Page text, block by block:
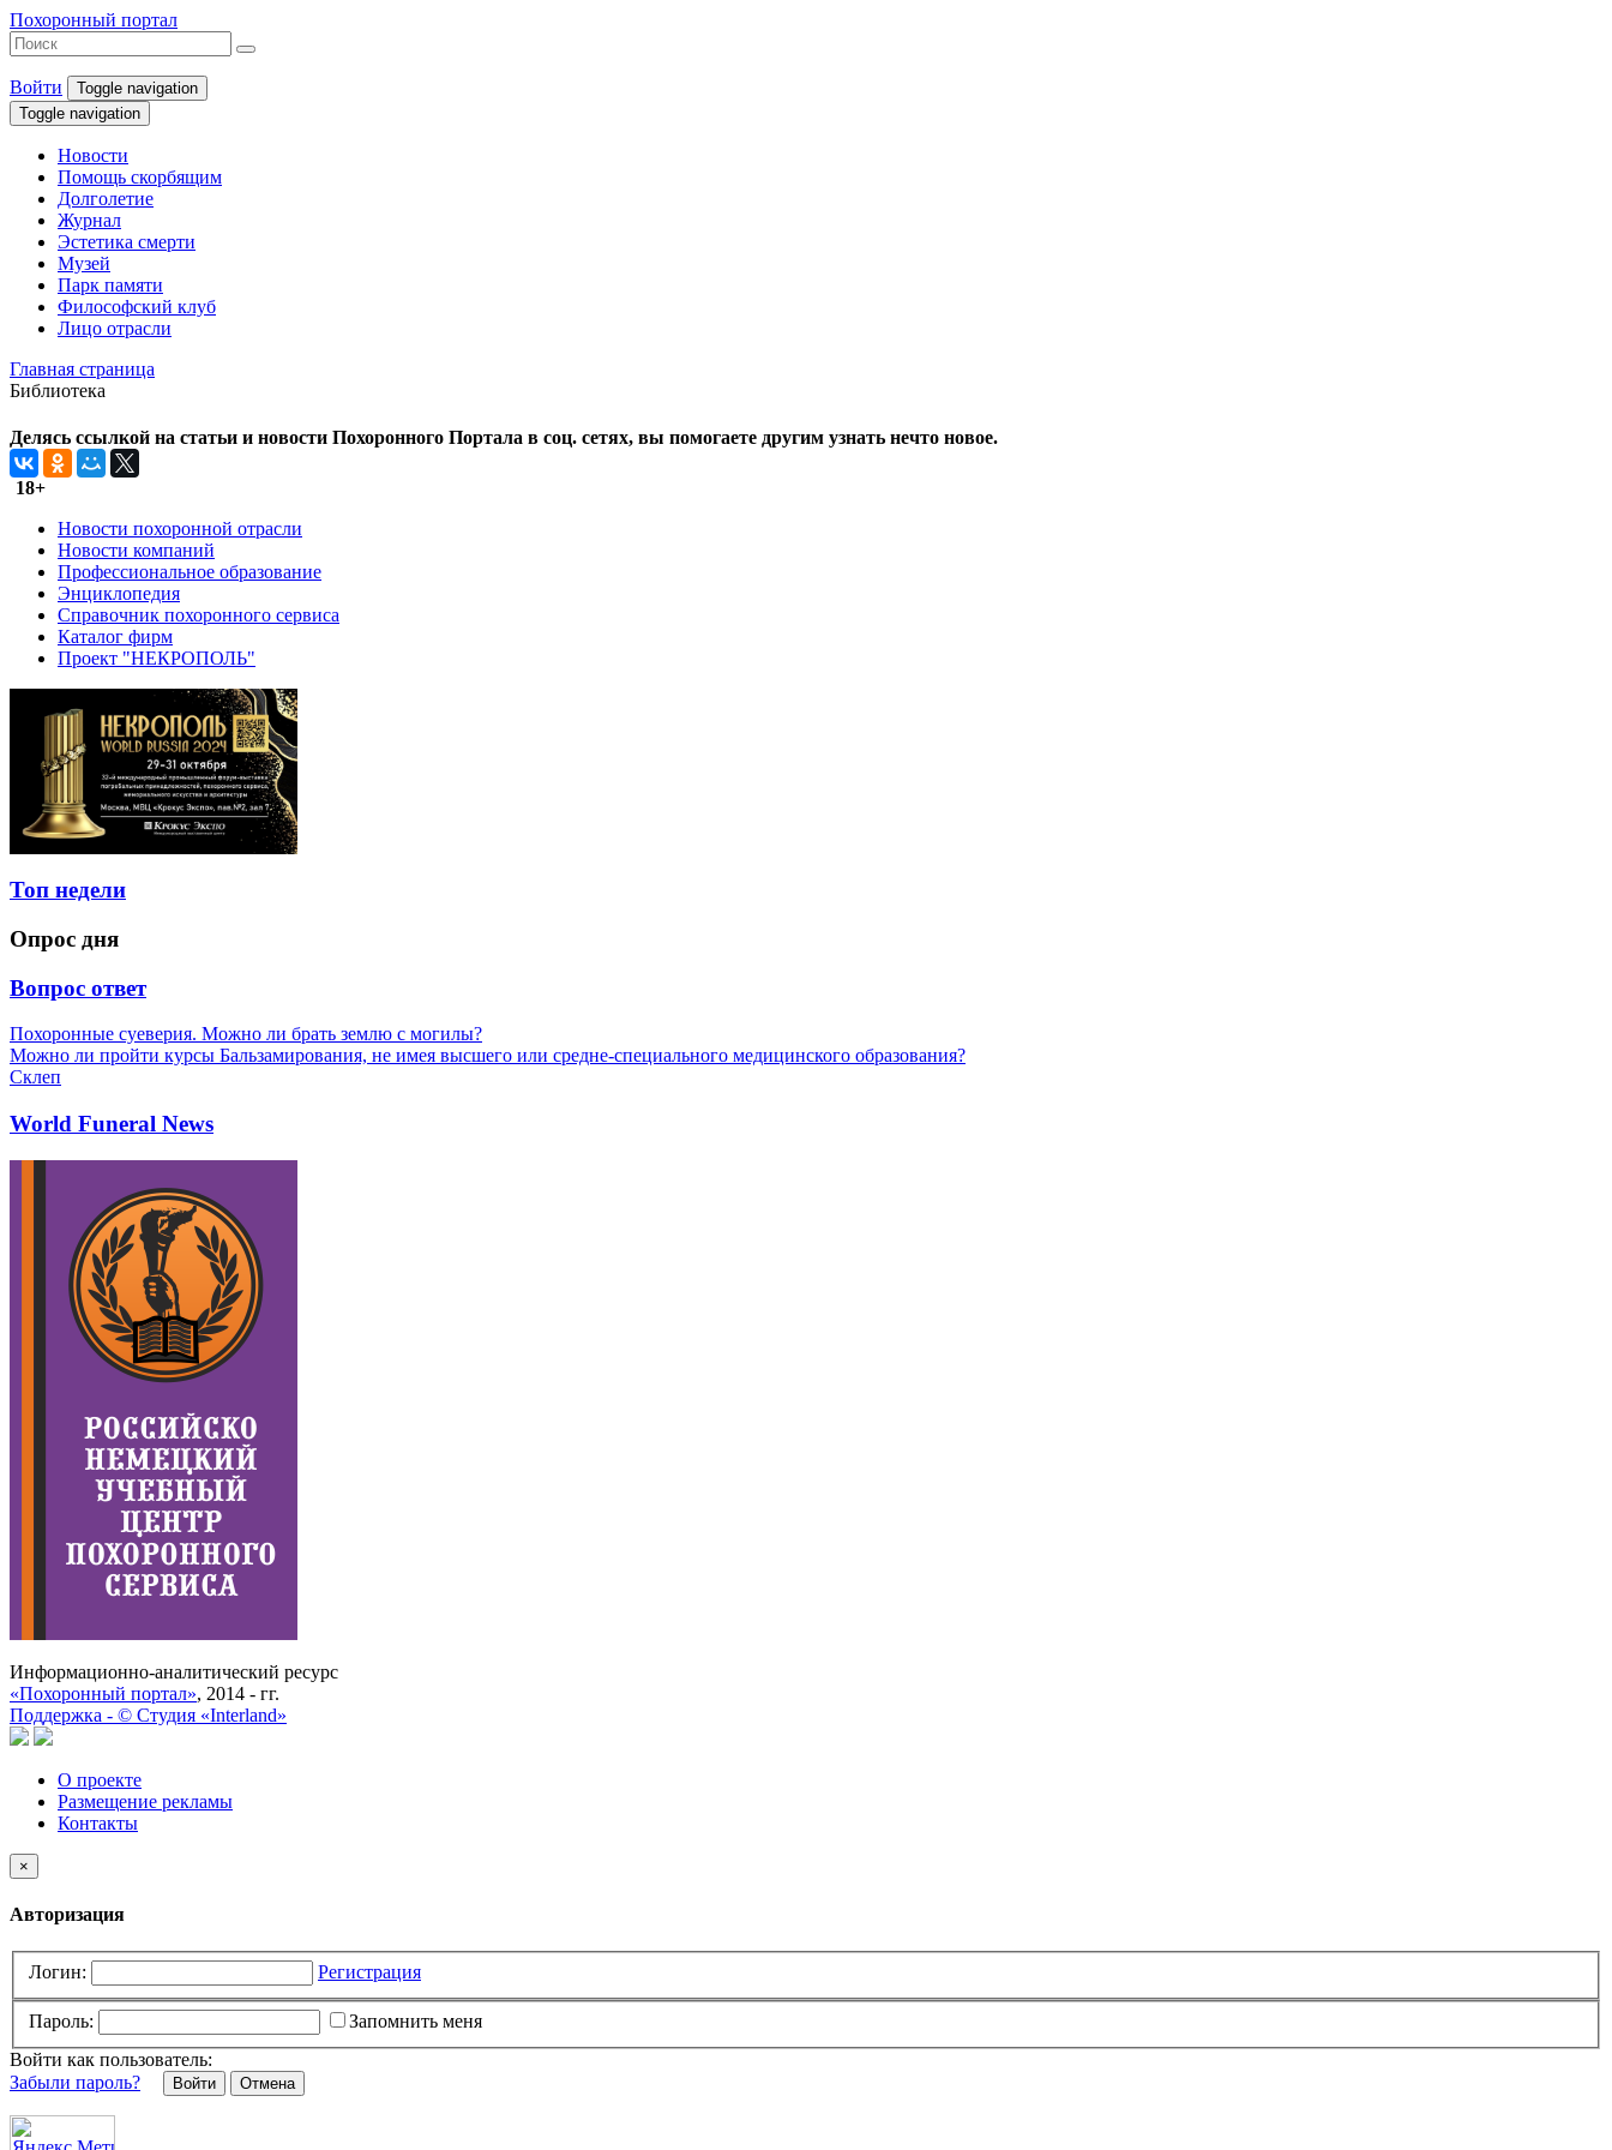
Похоронный портал
Войти
Toggle navigation
Toggle navigation
Новости
Помощь скорбящим
Долголетие
Журнал
Эстетика смерти
Музей
Парк памяти
Философский клуб
Лицо отрасли
Главная страница
Библиотека
Делясь ссылкой на статьи и новости Похоронного Портала в соц. сетях, вы помогаете другим узнать нечто новое.
18+
Новости похоронной отрасли
Новости компаний
Профессиональное образование
Энциклопедия
Справочник похоронного сервиса
Каталог фирм
Проект "НЕКРОПОЛЬ"
Топ недели
Опрос дня
Вопрос ответ
Похоронные суеверия. Можно ли брать землю с могилы?
Можно ли пройти курсы Бальзамирования, не имея высшего или средне-специального медицинского образования?
Склеп
World Funeral News
Информационно-аналитический ресурс
«Похоронный портал», 2014 - гг.
Поддержка - © Cтудия «Interland»
О проекте
Размещение рекламы
Контакты
×
Авторизация
Логин: Регистрация
Пароль:
Запомнить меня
Войти как пользователь:
Забыли пароль?
Отмена